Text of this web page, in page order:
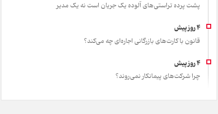
پشت پرده تراستی‌های آلوده یک جریان است نه یک مدیر
قانون با کارت‌های بازرگانی اجاره‌ای چه می‌کند؟
چرا شرکت‌های پیمانکار نمی‌روند؟